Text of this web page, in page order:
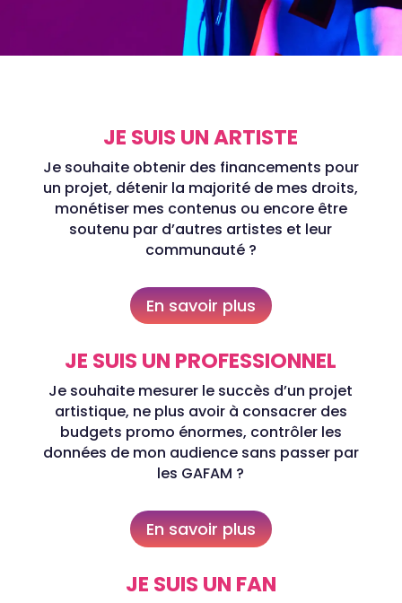
JE SUIS UN ARTISTE
Je souhaite obtenir des financements pour
un projet, détenir la majorité de mes droits,
monétiser mes contenus ou encore être
soutenu par d’autres artistes et leur
communauté ?
En savoir plus
JE SUIS UN PROFESSIONNEL
Je souhaite mesurer le succès d’un projet
artistique, ne plus avoir à consacrer des
budgets promo énormes, contrôler les
données de mon audience sans passer par
les GAFAM ?
En savoir plus
JE SUIS UN FAN